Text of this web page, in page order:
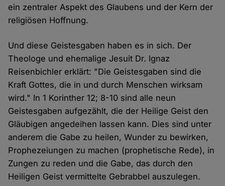
ein zentraler Aspekt des Glaubens und der Kern der
religiösen Hoffnung.
Und diese Geistesgaben haben es in sich. Der
Theologe und ehemalige Jesuit Dr. Ignaz
Reisenbichler erklärt: "Die Geistesgaben sind die
Kraft Gottes, die in und durch Menschen wirksam
wird." In 1 Korinther 12; 8-10 sind alle neun
Geistesgaben aufgezählt, die der Heilige Geist den
Gläubigen angedeihen lassen kann. Dies sind unter
anderem die Gabe zu heilen, Wunder zu bewirken,
Prophezeiungen zu machen (prophetische Rede), in
Zungen zu reden und die Gabe, das durch den
Heiligen Geist vermittelte Gebrabbel auszulegen.